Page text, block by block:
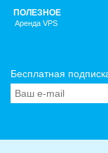
ПОЛЕЗНОЕ
Аренда VPS
Бесплатная